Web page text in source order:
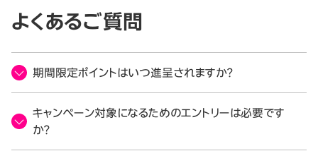
よくあるご質問
期間限定ポイントはいつ進呈されますか？
キャンペーン対象になるためのエントリーは必要です
か？